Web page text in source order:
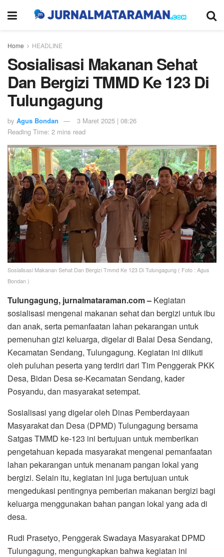
Home HEADLINE
Sosialisasi Makanan Sehat
Dan Bergizi TMMD Ke 123 Di
Tulungagung
by Agus Bondan
3 Maret 2025 | 08:26
Reading Time: 2 mins read
Sosialisasi Makanan Sehat Dan Bergizi Tmmd Ke 123 Di Tulungagung ( Foto : Agus
Bondan )
Tulungagung, jurnalmataraman.com – Kegiatan
sosialisasi mengenai makanan sehat dan bergizi untuk ibu
dan anak, serta pemanfaatan lahan pekarangan untuk
pemenuhan gizi keluarga, digelar di Balai Desa Sendang,
Kecamatan Sendang, Tulungagung. Kegiatan ini diikuti
oleh puluhan peserta yang terdiri dari Tim Penggerak PKK
Desa, Bidan Desa se-Kecamatan Sendang, kader
Posyandu, dan masyarakat setempat.
Sosialisasi yang digelar oleh Dinas Pemberdayaan
Masyarakat dan Desa (DPMD) Tulungagung bersama
Satgas TMMD ke-123 ini bertujuan untuk memberikan
pengetahuan kepada masyarakat mengenai pemanfaatan
lahan pekarangan untuk menanam pangan lokal yang
bergizi. Selain itu, kegiatan ini juga bertujuan untuk
mengedukasi pentingnya pemberian makanan bergizi bagi
keluarga menggunakan bahan pangan lokal yang ada di
desa.
Rudi Prasetyo, Penggerak Swadaya Masyarakat DPMD
Tulungagung, mengungkapkan bahwa kegiatan ini